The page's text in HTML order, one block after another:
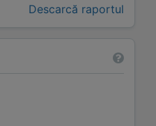
Descarcă raportul